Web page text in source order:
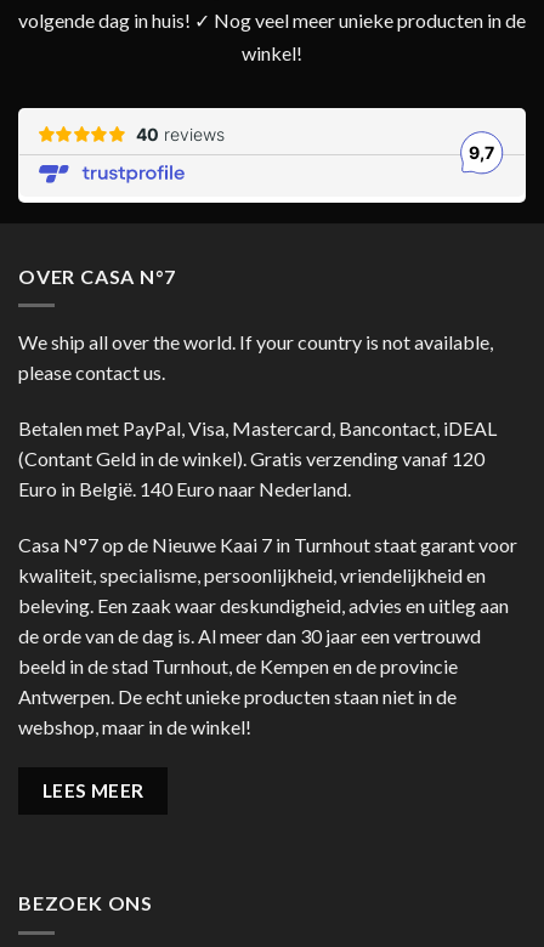
volgende dag in huis! ✓ Nog veel meer unieke producten in de
winkel!
OVER CASA N°7
We ship all over the world. If your country is not available,
please contact us.
Betalen met PayPal, Visa, Mastercard, Bancontact, iDEAL
(Contant Geld in de winkel). Gratis verzending vanaf 120
Euro in België. 140 Euro naar Nederland.
Casa N°7 op de Nieuwe Kaai 7 in Turnhout staat garant voor
kwaliteit, specialisme, persoonlijkheid, vriendelijkheid en
beleving. Een zaak waar deskundigheid, advies en uitleg aan
de orde van de dag is. Al meer dan 30 jaar een vertrouwd
beeld in de stad Turnhout, de Kempen en de provincie
Antwerpen. De echt unieke producten staan niet in de
webshop, maar in de winkel!
LEES MEER
BEZOEK ONS